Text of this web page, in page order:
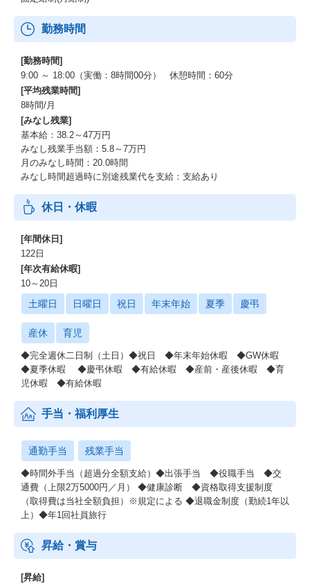
勤務時間
[勤務時間]
9:00 ～ 18:00（実働：8時間00分） 休憩時間：60分
[平均残業時間]
8時間/月
[みなし残業]
基本給：38.2～47万円
みなし残業手当額：5.8～7万円
月のみなし時間：20.0時間
みなし時間超過時に別途残業代を支給：支給あり
休日・休暇
[年間休日]
122日
[年次有給休暇]
10～20日
土曜日 日曜日 祝日 年末年始 夏季 慶弔
産休 育児
◆完全週休二日制（土日）◆祝日 ◆年末年始休暇 ◆GW休暇
◆夏季休暇 ◆慶弔休暇 ◆有給休暇 ◆産前・産後休暇 ◆育
児休暇 ◆有給休暇
手当・福利厚生
通勤手当 残業手当
◆時間外手当（超過分全額支給）◆出張手当 ◆役職手当 ◆交
通費（上限2万5000円／月） ◆健康診断 ◆資格取得支援制度
（取得費は当社全額負担）※規定による ◆退職金制度（勤続1年以
上）◆年1回社員旅行
昇給・賞与
[昇給]